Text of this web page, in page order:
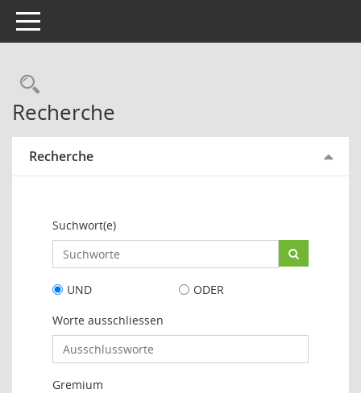
Toggle navigation
Rechercheauswahl
Recherche
Recherche
Suchwort(e)
UND
ODER
Worte ausschliessen
Gremium